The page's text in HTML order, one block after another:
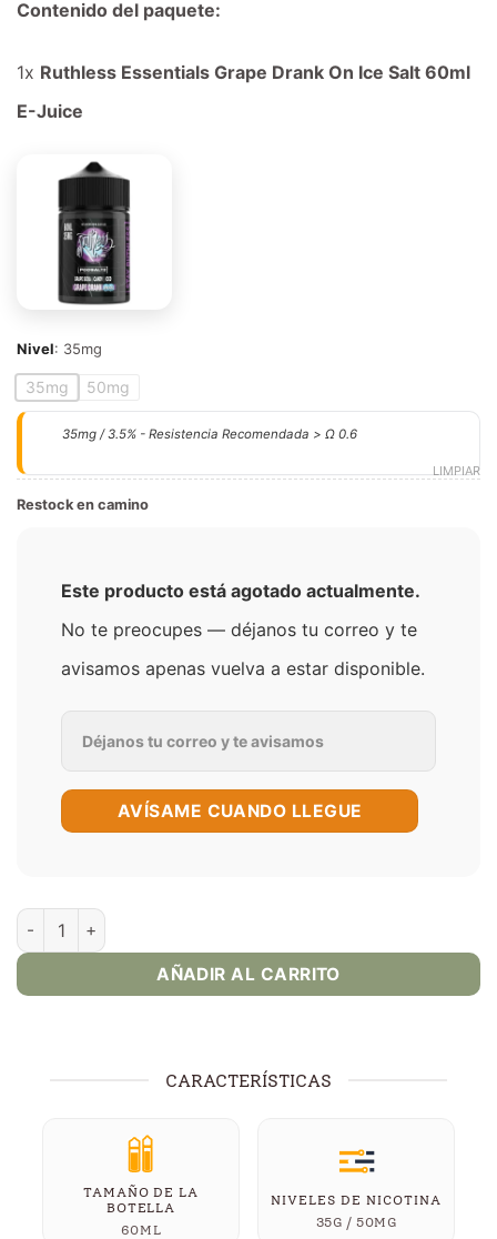
Contenido del paquete:
1x Ruthless Essentials Grape Drank On Ice Salt 60ml
E-Juice
Nivel: 35mg
35mg 50mg
LIMPIAR
35mg / 3.5% - Resistencia Recomendada > Ω 0.6
Restock en camino
Este producto está agotado actualmente.
No te preocupes — déjanos tu correo y te
avisamos apenas vuelva a estar disponible.
AVÍSAME CUANDO LLEGUE
Grape Drank On Ice - Ruthless Sal 60ml cantidad
AÑADIR AL CARRITO
CARACTERÍSTICAS
TAMAÑO DE LA
BOTELLA
60ML
NIVELES DE NICOTINA
35G / 50MG